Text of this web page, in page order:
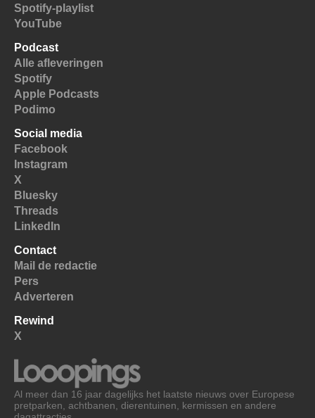
Spotify-playlist
YouTube
Podcast
Alle afleveringen
Spotify
Apple Podcasts
Podimo
Social media
Facebook
Instagram
X
Bluesky
Threads
LinkedIn
Contact
Mail de redactie
Pers
Adverteren
Rewind
X
Al meer dan 16 jaar dagelijks het laatste nieuws over Europese
pretparken, achtbanen, dierentuinen, kermissen en andere